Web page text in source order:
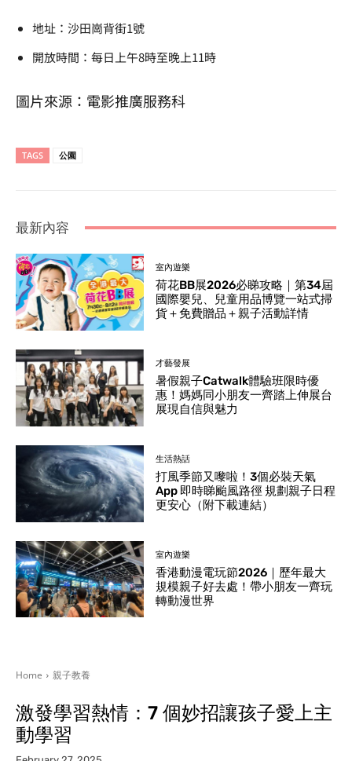
地址：沙田崗背街1號
開放時間：每日上午8時至晚上11時
圖片來源：電影推廣服務科
TAGS 公園
最新內容
室內遊樂
荷花BB展2026必睇攻略｜第34屆
國際嬰兒、兒童用品博覽一站式掃
貨＋免費贈品＋親子活動詳情
才藝發展
暑假親子Catwalk體驗班限時優
惠！媽媽同小朋友一齊踏上伸展台
展現自信與魅力
生活熱話
打風季節又嚟啦！3個必裝天氣
App 即時睇颱風路徑 規劃親子日程
更安心（附下載連結）
室內遊樂
香港動漫電玩節2026｜歷年最大
規模親子好去處！帶小朋友一齊玩
轉動漫世界